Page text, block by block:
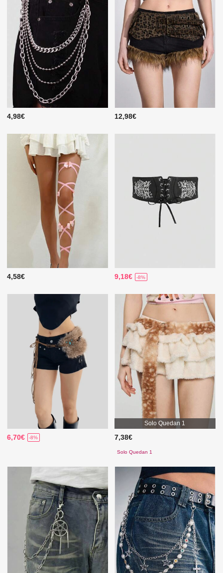
4,98€ 12,98€
4,58€ 9,18€ -8%
6,70€ -8%
Solo Quedan 1
7,38€
Solo Quedan 1